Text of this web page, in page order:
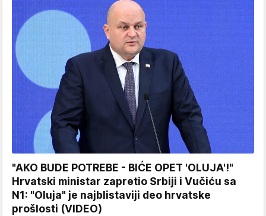
"AKO BUDE POTREBE - BIĆE OPET 'OLUJA'!"
Hrvatski ministar zapretio Srbiji i Vučiću sa
N1: "Oluja" je najblistaviji deo hrvatske
prošlosti (VIDEO)